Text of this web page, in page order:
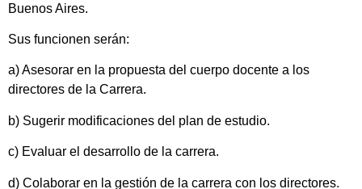
Buenos Aires.
Sus funcionen serán:
a) Asesorar en la propuesta del cuerpo docente a los
directores de la Carrera.
b) Sugerir modificaciones del plan de estudio.
c) Evaluar el desarrollo de la carrera.
d) Colaborar en la gestión de la carrera con los directores.